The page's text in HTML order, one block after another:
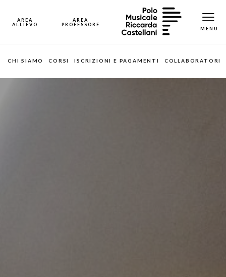
CHI SIAMO CORSI ISCRIZIONI E PAGAMENTI COLLABORATORI